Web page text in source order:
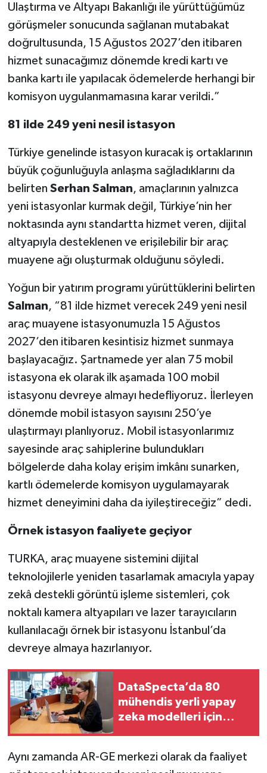
Ulaştırma ve Altyapı Bakanlığı ile yürüttüğümüz
görüşmeler sonucunda sağlanan mutabakat
doğrultusunda, 15 Ağustos 2027’den itibaren
hizmet sunacağımız dönemde kredi kartı ve
banka kartı ile yapılacak ödemelerde herhangi bir
komisyon uygulanmamasına karar verildi.”
81 ilde 249 yeni nesil istasyon
Türkiye genelinde istasyon kuracak iş ortaklarının
büyük çoğunluğuyla anlaşma sağladıklarını da
belirten Serhan Salman, amaçlarının yalnızca
yeni istasyonlar kurmak değil, Türkiye’nin her
noktasında aynı standartta hizmet veren, dijital
altyapıyla desteklenen ve erişilebilir bir araç
muayene ağı oluşturmak olduğunu söyledi.
Yoğun bir yatırım programı yürüttüklerini belirten
Salman, “81 ilde hizmet verecek 249 yeni nesil
araç muayene istasyonumuzla 15 Ağustos
2027’den itibaren kesintisiz hizmet sunmaya
başlayacağız. Şartnamede yer alan 75 mobil
istasyona ek olarak ilk aşamada 100 mobil
istasyonu devreye almayı hedefliyoruz. İlerleyen
dönemde mobil istasyon sayısını 250’ye
ulaştırmayı planlıyoruz. Mobil istasyonlarımız
sayesinde araç sahiplerine bulundukları
bölgelerde daha kolay erişim imkânı sunarken,
kartlı ödemelerde komisyon uygulamayarak
hizmet deneyimini daha da iyileştireceğiz” dedi.
Örnek istasyon faaliyete geçiyor
TURKA, araç muayene sistemini dijital
teknolojilerle yeniden tasarlamak amacıyla yapay
zekâ destekli görüntü işleme sistemleri, çok
noktalı kamera altyapıları ve lazer tarayıcıların
kullanılacağı örnek bir istasyonu İstanbul’da
devreye almaya hazırlanıyor.
DataSpecta’da 80
mühendis yerli yapay
zeka modelleri için
Aynı zamanda AR-GE merkezi olarak da faaliyet